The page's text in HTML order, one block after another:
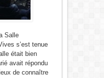
Salle
s’est tenue
était bien
avait répondu
de connaître